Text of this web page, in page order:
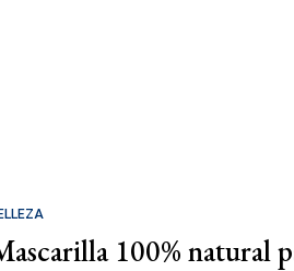
100% natural